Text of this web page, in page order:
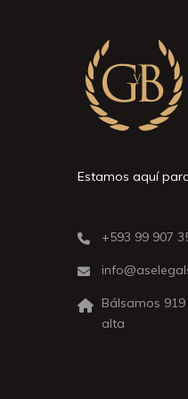
Estamos aquí
+593 99 907
Bálsamos
alta